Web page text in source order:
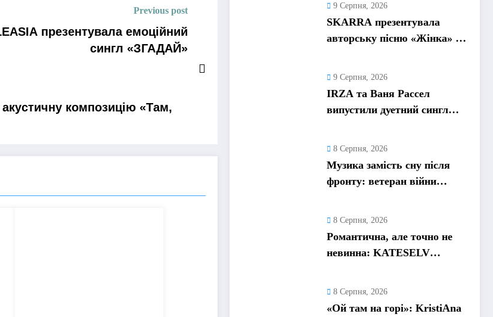
Previous post
презентувала емоційний
сингл «ЗГАДАЙ»
композицію «Там,
9 Серпня, 2026
SKARRA презентувала
авторську пісню «Жінка» –
9 Серпня, 2026
IRZA та Ваня Рассел
випустили дуетний сингл
8 Серпня, 2026
Музика замість сну після
фронту: ветеран війни
8 Серпня, 2026
Романтична, але точно не
невинна: KATESELV
8 Серпня, 2026
«Ой там на горі»: KristiAna